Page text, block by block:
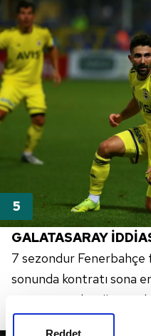
Reddet
GALATASARAY
7 sezondur Fenerbahçe
sonunda kontratı sona
oyuncunun, henüz sarı-
belirtildi.